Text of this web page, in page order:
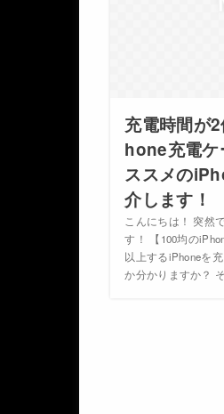
充電時間が
hone充電ケ
ススメの
介します！
こんにちは！ 突然
す！ 【100均の
以上するiPhoneを
か分かりますか？